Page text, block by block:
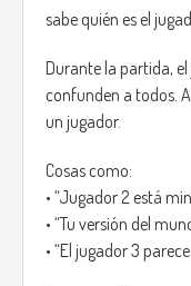
sabe quién es el
Durante la partida,
confunden a todos.
un jugador.
Cosas como:
• “Jugador 2 está
• “Tu versión del
• “El jugador 3